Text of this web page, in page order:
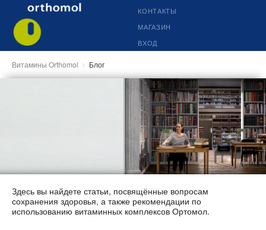
КОНТАКТЫ
МАГАЗИН
ВХОД
Витамины Orthomol Блог
Здесь вы найдете статьи, посвящённые вопросам
сохранения здоровья, а также рекомендации по
использованию витаминных комплексов Ортомол.